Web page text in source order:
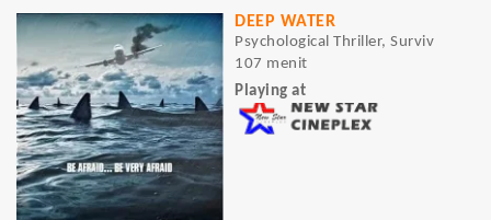
DEEP WATER
Psychological Thriller, Surviv
107 menit
Playing at